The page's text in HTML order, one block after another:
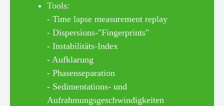
Tools:
- Time lapse measurement replay
- Dispersions-"Fingerprints"
- Instabilitäts-Index
- Aufklarung
- Phasenseparation
- Sedimentations- und
Aufrahmungsgeschwindigkeiten